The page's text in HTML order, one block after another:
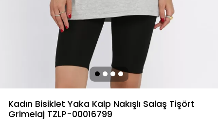
Kadın Bisiklet Yaka Kalp Nakışlı Salaş Tişört
Grimelaj TZLP-00016799